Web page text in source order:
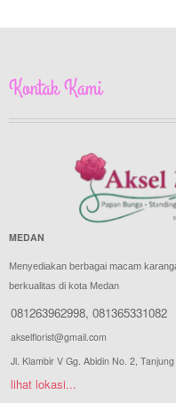
Kontak Kami
MEDAN
Menyediakan berbagai macam
berkualitas di kota Medan
081263962998, 081365331082
akselflorist@gmail.com
Jl. Klambir V Gg. Abidin No. 2,
lihat lokasi...